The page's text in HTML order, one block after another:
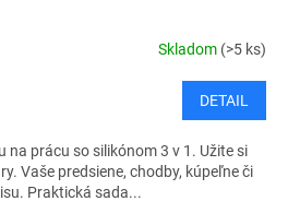
Skladom (>5 ks)
DETAIL
na prácu so silikónom 3 v 1. Užite si
Vaše predsiene, chodby, kúpeľne či
Praktická sada...